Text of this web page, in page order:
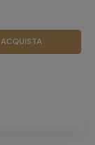
ACQUISTA